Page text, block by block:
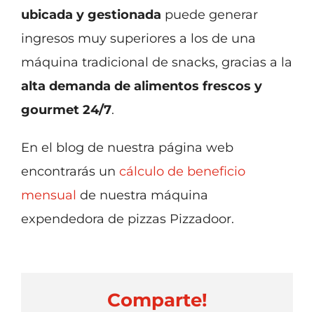
ubicada y gestionada puede generar
ingresos muy superiores a los de una
máquina tradicional de snacks, gracias a la
alta demanda de alimentos frescos y
gourmet 24/7.
En el blog de nuestra página web
encontrarás un cálculo de beneficio
mensual de nuestra máquina
expendedora de pizzas Pizzadoor.
Comparte!